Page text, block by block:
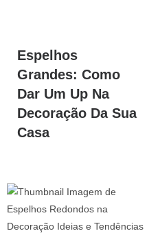
Espelhos
Grandes: Como
Dar Um Up Na
Decoração Da Sua
Casa